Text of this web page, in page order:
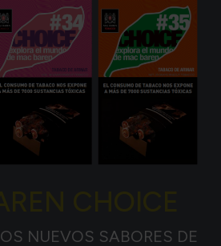
NUEVOS SABORES DE